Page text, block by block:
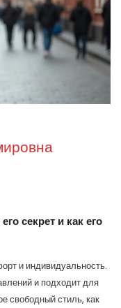
секрет и как его
и индивидуальность.
и подходит для
свободный стиль, как